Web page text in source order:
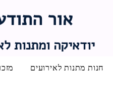
אור
יודאיקה ומתנות
חנות מתנות לאירועים